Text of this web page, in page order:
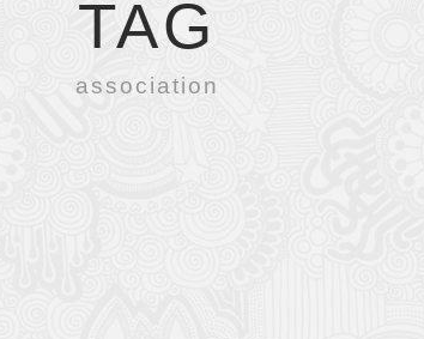
TAG
association